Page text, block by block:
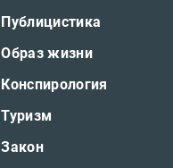
Публицистика
Образ жизни
Конспирология
Туризм
Закон